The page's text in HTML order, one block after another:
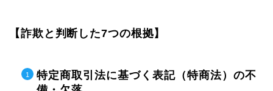
【詐欺と判断した7つの根拠】
特定商取引法に基づく表記（特商法）の不